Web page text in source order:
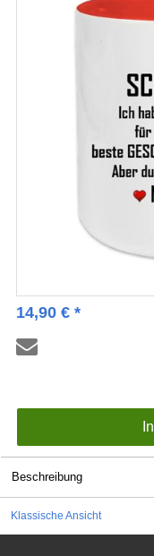
14,90 €*
Beschreibung
Klassische Ansicht